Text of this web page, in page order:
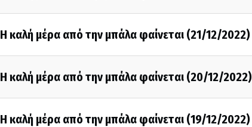
Η καλή μέρα από την μπάλα φαίνεται (21/12/2022)
Η καλή μέρα από την μπάλα φαίνεται (20/12/2022)
Η καλή μέρα από την μπάλα φαίνεται (19/12/2022)